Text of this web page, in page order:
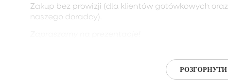
Zakup bez prowizji (dla klientów gotówkowych
naszego doradcy).